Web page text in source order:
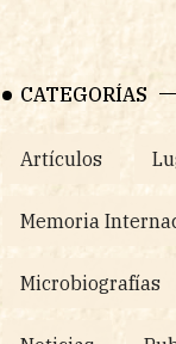
CATEGORÍAS
Artículos
Memoria
Microbiografías